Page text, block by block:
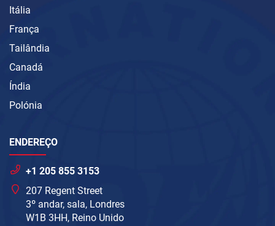
Itália
França
Tailândia
Canadá
Índia
Polónia
ENDEREÇO
+1 205 855 3153
207 Regent Street
3º andar, sala, Londres
W1B 3HH, Reino Unido